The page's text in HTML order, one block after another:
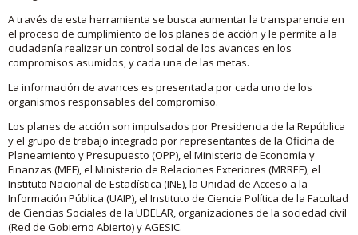
A través de esta herramienta se busca aumentar la transparencia en
el proceso de cumplimiento de los planes de acción y le permite a la
ciudadanía realizar un control social de los avances en los
compromisos asumidos, y cada una de las metas.
La información de avances es presentada por cada uno de los
organismos responsables del compromiso.
Los planes de acción son impulsados por Presidencia de la República
y el grupo de trabajo integrado por representantes de la Oficina de
Planeamiento y Presupuesto (OPP), el Ministerio de Economía y
Finanzas (MEF), el Ministerio de Relaciones Exteriores (MRREE), el
Instituto Nacional de Estadística (INE), la Unidad de Acceso a la
Información Pública (UAIP), el Instituto de Ciencia Política de la Facultad
de Ciencias Sociales de la UDELAR, organizaciones de la sociedad civil
(Red de Gobierno Abierto) y AGESIC.